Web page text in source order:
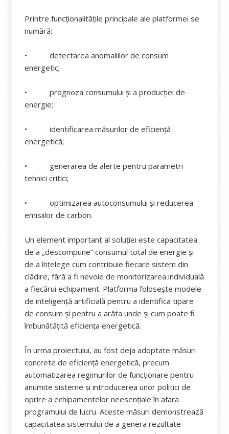
Printre funcționalitățile principale ale platformei se
numără:
• detectarea anomaliilor de consum
energetic;
• prognoza consumului și a producției de
energie;
• identificarea măsurilor de eficiență
energetică;
• generarea de alerte pentru parametri
tehnici critici;
• optimizarea autoconsumului și reducerea
emisiilor de carbon.
Un element important al soluției este capacitatea
de a „descompune” consumul total de energie și
de a înțelege cum contribuie fiecare sistem din
clădire, fără a fi nevoie de monitorizarea individuală
a fiecărui echipament. Platforma folosește modele
de inteligență artificială pentru a identifica tipare
de consum și pentru a arăta unde și cum poate fi
îmbunătățită eficiența energetică.
În urma proiectului, au fost deja adoptate măsuri
concrete de eficiență energetică, precum
automatizarea regimurilor de funcționare pentru
anumite sisteme și introducerea unor politici de
oprire a echipamentelor neesențiale în afara
programului de lucru. Aceste măsuri demonstrează
capacitatea sistemului de a genera rezultate